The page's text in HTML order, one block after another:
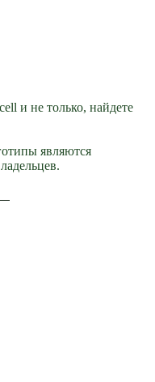
и не только, найдете
являются